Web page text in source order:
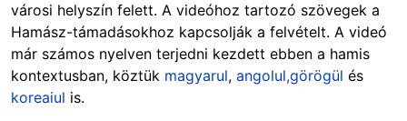
városi helyszín felett. A videóhoz tartozó szövegek a
Hamász-támadásokhoz kapcsolják a felvételt. A videó
már számos nyelven terjedni kezdett ebben a hamis
kontextusban, köztük magyarul, angolul,görögül és
koreaiul is.